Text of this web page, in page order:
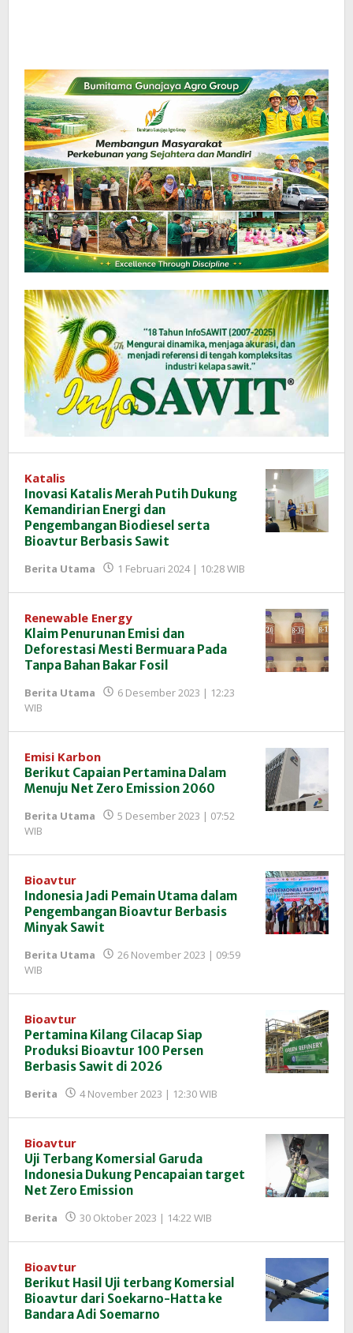
Katalis
Inovasi Katalis Merah Putih Dukung
Kemandirian Energi dan
Pengembangan Biodiesel serta
Bioavtur Berbasis Sawit
Berita Utama 1 Februari 2024 | 10:28 WIB
InfoSAWIT
Renewable Energy
Klaim Penurunan Emisi dan
Deforestasi Mesti Bermuara Pada
Tanpa Bahan Bakar Fosil
Berita Utama
6 Desember 2023 | 12:23
WIB
InfoSAWIT
Emisi Karbon
Berikut Capaian Pertamina Dalam
Menuju Net Zero Emission 2060
Berita Utama
5 Desember 2023 | 07:52
WIB
InfoSAWIT
Bioavtur
Indonesia Jadi Pemain Utama dalam
Pengembangan Bioavtur Berbasis
Minyak Sawit
Berita Utama
26 November 2023 | 09:59
WIB
InfoSAWIT
Bioavtur
Pertamina Kilang Cilacap Siap
Produksi Bioavtur 100 Persen
Berbasis Sawit di 2026
Berita 4 November 2023 | 12:30 WIB
InfoSAWIT
Bioavtur
Uji Terbang Komersial Garuda
Indonesia Dukung Pencapaian target
Net Zero Emission
Berita 30 Oktober 2023 | 14:22 WIB
InfoSAWIT
Bioavtur
Berikut Hasil Uji terbang Komersial
Bioavtur dari Soekarno-Hatta ke
Bandara Adi Soemarno